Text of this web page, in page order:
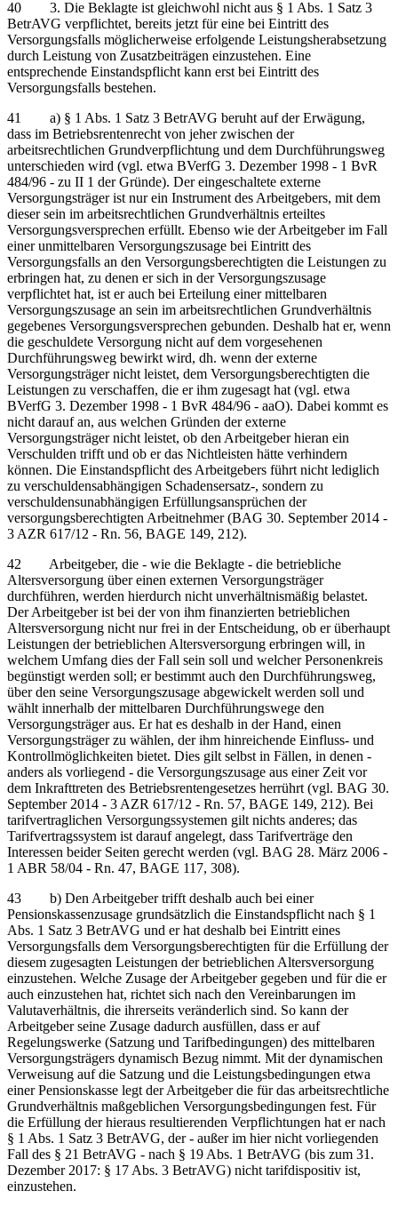
40 3. Die Beklagte ist gleichwohl nicht aus § 1 Abs. 1 Satz 3
BetrAVG verpflichtet, bereits jetzt für eine bei Eintritt des
Versorgungsfalls möglicherweise erfolgende Leistungsherabsetzung
durch Leistung von Zusatzbeiträgen einzustehen. Eine
entsprechende Einstandspflicht kann erst bei Eintritt des
Versorgungsfalls bestehen.
41 a) § 1 Abs. 1 Satz 3 BetrAVG beruht auf der Erwägung,
dass im Betriebsrentenrecht von jeher zwischen der
arbeitsrechtlichen Grundverpflichtung und dem Durchführungsweg
unterschieden wird (vgl. etwa BVerfG 3. Dezember 1998 - 1 BvR
484/96 - zu II 1 der Gründe). Der eingeschaltete externe
Versorgungsträger ist nur ein Instrument des Arbeitgebers, mit dem
dieser sein im arbeitsrechtlichen Grundverhältnis erteiltes
Versorgungsversprechen erfüllt. Ebenso wie der Arbeitgeber im Fall
einer unmittelbaren Versorgungszusage bei Eintritt des
Versorgungsfalls an den Versorgungsberechtigten die Leistungen zu
erbringen hat, zu denen er sich in der Versorgungszusage
verpflichtet hat, ist er auch bei Erteilung einer mittelbaren
Versorgungszusage an sein im arbeitsrechtlichen Grundverhältnis
gegebenes Versorgungsversprechen gebunden. Deshalb hat er, wenn
die geschuldete Versorgung nicht auf dem vorgesehenen
Durchführungsweg bewirkt wird, dh. wenn der externe
Versorgungsträger nicht leistet, dem Versorgungsberechtigten die
Leistungen zu verschaffen, die er ihm zugesagt hat (vgl. etwa
BVerfG 3. Dezember 1998 - 1 BvR 484/96 - aaO). Dabei kommt es
nicht darauf an, aus welchen Gründen der externe
Versorgungsträger nicht leistet, ob den Arbeitgeber hieran ein
Verschulden trifft und ob er das Nichtleisten hätte verhindern
können. Die Einstandspflicht des Arbeitgebers führt nicht lediglich
zu verschuldensabhängigen Schadensersatz-, sondern zu
verschuldensunabhängigen Erfüllungsansprüchen der
versorgungsberechtigten Arbeitnehmer (BAG 30. September 2014 -
3 AZR 617/12 - Rn. 56, BAGE 149, 212).
42 Arbeitgeber, die - wie die Beklagte - die betriebliche
Altersversorgung über einen externen Versorgungsträger
durchführen, werden hierdurch nicht unverhältnismäßig belastet.
Der Arbeitgeber ist bei der von ihm finanzierten betrieblichen
Altersversorgung nicht nur frei in der Entscheidung, ob er überhaupt
Leistungen der betrieblichen Altersversorgung erbringen will, in
welchem Umfang dies der Fall sein soll und welcher Personenkreis
begünstigt werden soll; er bestimmt auch den Durchführungsweg,
über den seine Versorgungszusage abgewickelt werden soll und
wählt innerhalb der mittelbaren Durchführungswege den
Versorgungsträger aus. Er hat es deshalb in der Hand, einen
Versorgungsträger zu wählen, der ihm hinreichende Einfluss- und
Kontrollmöglichkeiten bietet. Dies gilt selbst in Fällen, in denen -
anders als vorliegend - die Versorgungszusage aus einer Zeit vor
dem Inkrafttreten des Betriebsrentengesetzes herrührt (vgl. BAG 30.
September 2014 - 3 AZR 617/12 - Rn. 57, BAGE 149, 212). Bei
tarifvertraglichen Versorgungssystemen gilt nichts anderes; das
Tarifvertragssystem ist darauf angelegt, dass Tarifverträge den
Interessen beider Seiten gerecht werden (vgl. BAG 28. März 2006 -
1 ABR 58/04 - Rn. 47, BAGE 117, 308).
43 b) Den Arbeitgeber trifft deshalb auch bei einer
Pensionskassenzusage grundsätzlich die Einstandspflicht nach § 1
Abs. 1 Satz 3 BetrAVG und er hat deshalb bei Eintritt eines
Versorgungsfalls dem Versorgungsberechtigten für die Erfüllung der
diesem zugesagten Leistungen der betrieblichen Altersversorgung
einzustehen. Welche Zusage der Arbeitgeber gegeben und für die er
auch einzustehen hat, richtet sich nach den Vereinbarungen im
Valutaverhältnis, die ihrerseits veränderlich sind. So kann der
Arbeitgeber seine Zusage dadurch ausfüllen, dass er auf
Regelungswerke (Satzung und Tarifbedingungen) des mittelbaren
Versorgungsträgers dynamisch Bezug nimmt. Mit der dynamischen
Verweisung auf die Satzung und die Leistungsbedingungen etwa
einer Pensionskasse legt der Arbeitgeber die für das arbeitsrechtliche
Grundverhältnis maßgeblichen Versorgungsbedingungen fest. Für
die Erfüllung der hieraus resultierenden Verpflichtungen hat er nach
§ 1 Abs. 1 Satz 3 BetrAVG, der - außer im hier nicht vorliegenden
Fall des § 21 BetrAVG - nach § 19 Abs. 1 BetrAVG (bis zum 31.
Dezember 2017: § 17 Abs. 3 BetrAVG) nicht tarifdispositiv ist,
einzustehen.